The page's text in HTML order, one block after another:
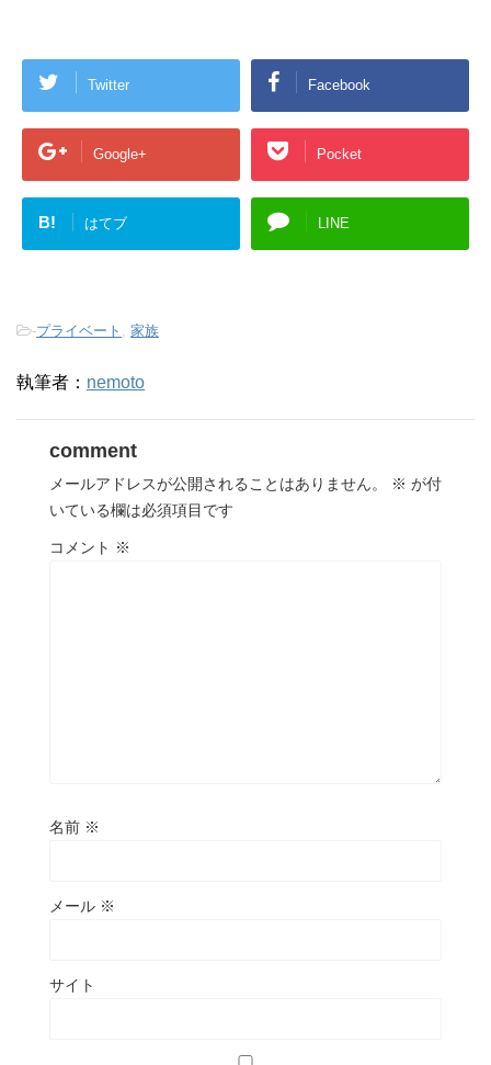
Twitter Facebook
Google+ Pocket
B! はてブ LINE
-プライベート 家族
執筆者： nemoto
comment
メールアドレスが公開されることはありません。 ※ が付
いている欄は必須項目です
コメント ※
名前 ※
メール ※
サイト